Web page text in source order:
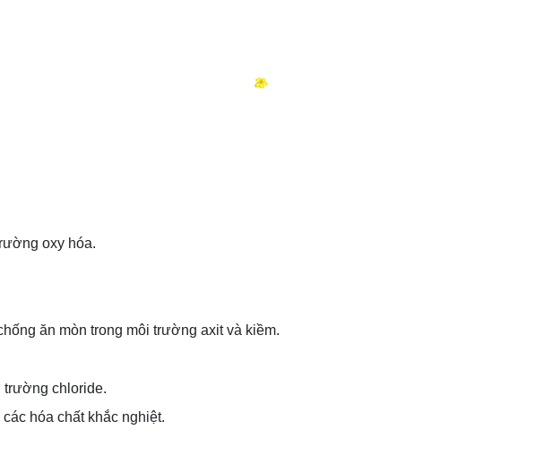
oxy hóa.
ăn mòn trong môi trường axit và kiềm.
trường chloride.
hóa chất khắc nghiệt.